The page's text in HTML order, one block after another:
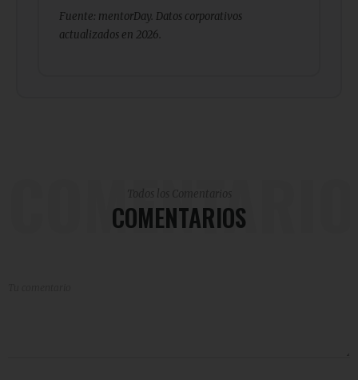
Fuente: mentorDay. Datos corporativos
actualizados en 2026.
COMENTARIOS